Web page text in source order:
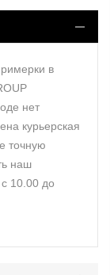
в
нет
курьерская
точную
наш
10.00 до